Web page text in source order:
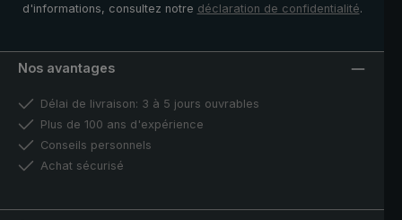
d'informations, consultez notre déclaration de confidentialité.
Nos avantages
Délai de livraison: 3 à 5 jours ouvrables
Plus de 100 ans d'expérience
Conseils personnels
Achat sécurisé